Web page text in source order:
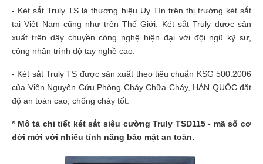
- Két sắt Truly TS là thương hiệu Uy Tín trên thị trường két sắt
tại Việt Nam cũng như trên Thế Giới. Két sắt Truly được sản
xuất trên dây chuyền công nghệ hiện đại với đội ngũ kỹ sư,
công nhân trình độ tay nghề cao.
- Két sắt Truly TS được sản xuất theo tiêu chuẩn KSG 500:2006
của Viện Nguyên Cứu Phòng Cháy Chữa Cháy, HÀN QUỐC đặt
độ an toàn cao, chống cháy tốt.
* Mô tả chi tiết két sắt siêu cường Truly TSD115 - mã số cơ
đời mới với nhiều tính năng bảo mật an toàn.